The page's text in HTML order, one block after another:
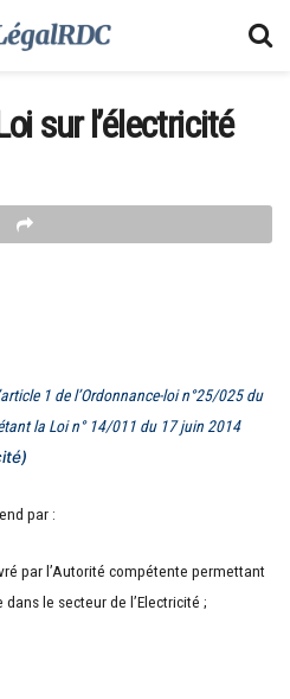
sur l’électricité
1 de l’Ordonnance-loi n°25/025 du
la Loi n° 14/011 du 17 juin 2014
par :
par l’Autorité compétente permettant
le secteur de l’Electricité ;